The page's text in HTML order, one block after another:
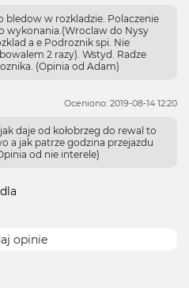
bledow w rozkladzie. Polaczenie
wykonania.(Wroclaw do Nysy
a e Podroznik spi. Nie
2 razy). Wstyd. Radze
(Opinia od Adam)
Oceniono: 2019-08-14 12:20
daje od kołobrzeg do rewal to
a jak patrze godzina przejazdu
od nie interele)
dla
opinie